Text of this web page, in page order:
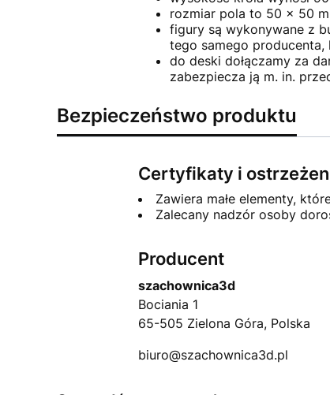
rozmiar pola to 50 x 50
figury są wykonywane z
tego samego
do deski dołączamy za
zabezpiecza ją m. in.
Bezpieczeństwo produktu
Certyfikaty i
Zawiera małe elementy,
Zalecany nadzór osoby
Producent
szachownica3d
Bociania 1
65-505 Zielona Góra, Polska
biuro@szachownica3d.pl